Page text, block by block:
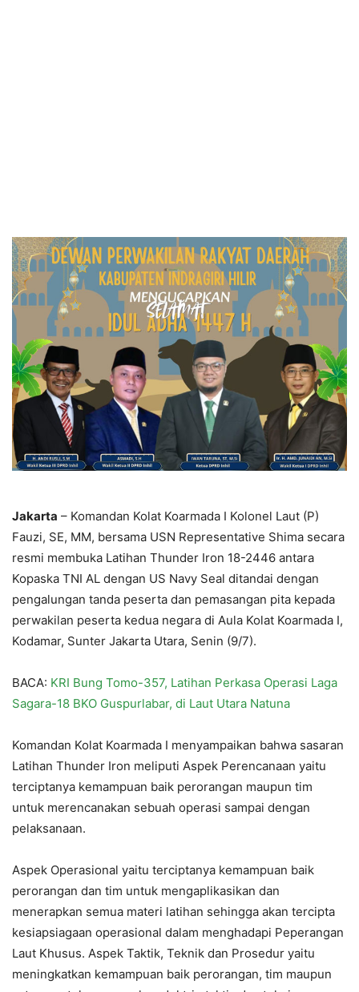
Jakarta – Komandan Kolat Koarmada I Kolonel Laut (P)
Fauzi, SE, MM, bersama USN Representative Shima secara
resmi membuka Latihan Thunder Iron 18-2446 antara
Kopaska TNI AL dengan US Navy Seal ditandai dengan
pengalungan tanda peserta dan pemasangan pita kepada
perwakilan peserta kedua negara di Aula Kolat Koarmada I,
Kodamar, Sunter Jakarta Utara, Senin (9/7).
BACA: KRI Bung Tomo-357, Latihan Perkasa Operasi Laga
Sagara-18 BKO Guspurlabar, di Laut Utara Natuna
Komandan Kolat Koarmada I menyampaikan bahwa sasaran
Latihan Thunder Iron meliputi Aspek Perencanaan yaitu
terciptanya kemampuan baik perorangan maupun tim
untuk merencanakan sebuah operasi sampai dengan
pelaksanaan.
Aspek Operasional yaitu terciptanya kemampuan baik
perorangan dan tim untuk mengaplikasikan dan
menerapkan semua materi latihan sehingga akan tercipta
kesiapsiagaan operasional dalam menghadapi Peperangan
Laut Khusus. Aspek Taktik, Teknik dan Prosedur yaitu
meningkatkan kemampuan baik perorangan, tim maupun